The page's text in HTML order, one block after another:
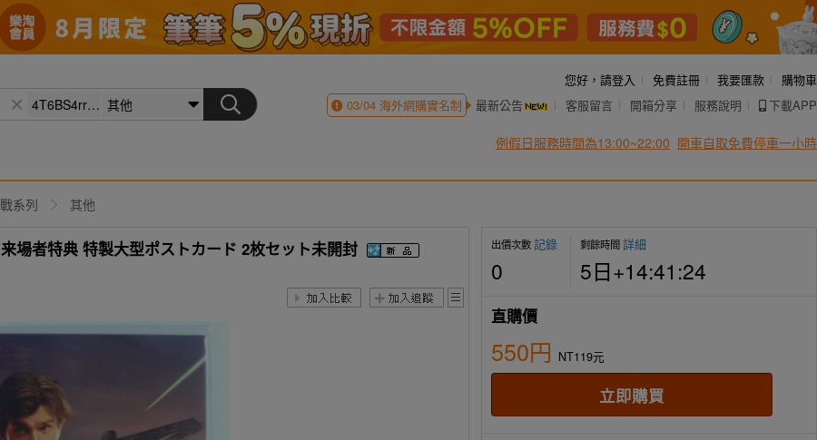
您好， 請登入 免費註冊 我要匯款
購物車
03/04海外網購實名制 最新公告 客服留言 開箱分享 服務說明 下載APP
例假日服務時間為13:00~22:00 開車自取免費停車一小時
系列 其他
場者特典 特製大型ポストカード 2枚セット未開封 出價次數記錄
0
剩餘時間詳細
5日+14:41:22
直購價
550円 NT119元